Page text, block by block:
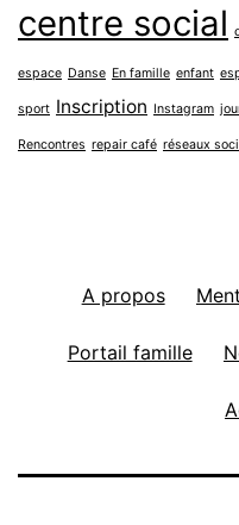
centre social
espace Danse En famille enfant
sport Inscription Instagram
Rencontres repair café réseaux
A propos
Portail famille